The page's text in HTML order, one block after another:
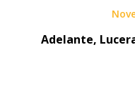
Adelante,